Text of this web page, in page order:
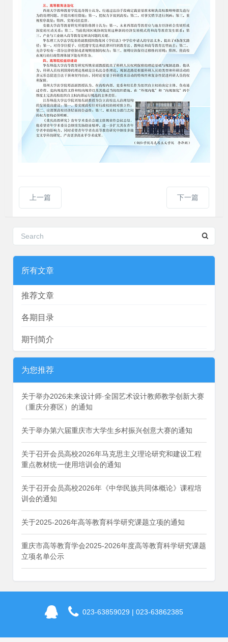
上一篇 下一篇
所有文章
推荐文章
各期目录
期刊简介
为您推荐
关于举办2026未来设计师·全国艺术设计教师教学创新大赛
（重庆分赛区）的通知
关于举办第六届重庆市大学生乡村振兴创意大赛的通知
关于召开会员高校2026年马克思主义理论研究和建设工程
重点教材统一使用培训会的通知
关于召开会员高校2026年《中华民族共同体概论》课程培
训会的通知
关于2025-2026年高等教育科学研究课题立项的通知
重庆市高等教育学会2025-2026年度高等教育科学研究课题
立项名单公示
023-63859029 | 023-63862385